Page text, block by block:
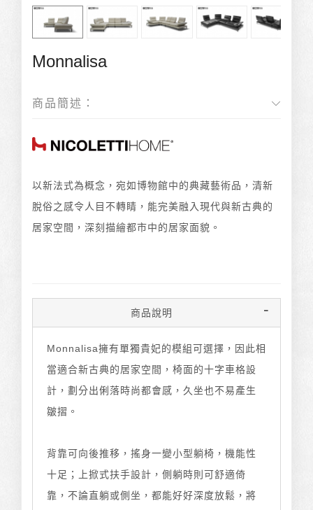
Monnalisa
商品簡述：
以新法式為概念，宛如博物館中的典藏藝術品，清新
脫俗之感令人目不轉睛，能完美融入現代與新古典的
居家空間，深刻描繪都市中的居家面貌。
商品說明
Monnalisa擁有單獨貴妃的模組可選擇，因此相
當適合新古典的居家空間，椅面的十字車格設
計，劃分出俐落時尚都會感，久坐也不易產生
皺摺。
背靠可向後推移，搖身一變小型躺椅，機能性
十足；上掀式扶手設計，側躺時則可舒適倚
靠，不論直躺或側坐，都能好好深度放鬆，將